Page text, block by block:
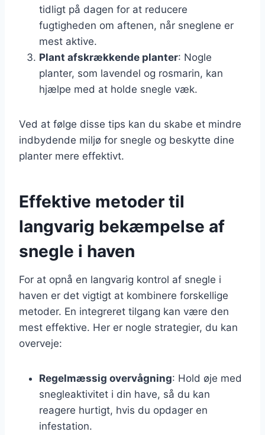
tidligt på dagen for at reducere
fugtigheden om aftenen, når sneglene er
mest aktive.
Plant afskrækkende planter: Nogle
planter, som lavendel og rosmarin, kan
hjælpe med at holde snegle væk.
Ved at følge disse tips kan du skabe et mindre
indbydende miljø for snegle og beskytte dine
planter mere effektivt.
Effektive metoder til
langvarig bekæmpelse af
snegle i haven
For at opnå en langvarig kontrol af snegle i
haven er det vigtigt at kombinere forskellige
metoder. En integreret tilgang kan være den
mest effektive. Her er nogle strategier, du kan
overveje:
Regelmæssig overvågning: Hold øje med
snegleaktivitet i din have, så du kan
reagere hurtigt, hvis du opdager en
infestation.